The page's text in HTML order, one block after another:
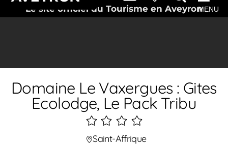
Le site officiel du Tourisme en AveyronMENU
Domaine Le Vaxergues : Gites
Ecolodge, Le Pack Tribu
4
étoiles
Saint-Affrique